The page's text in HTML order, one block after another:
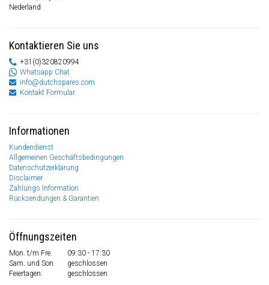
Nederland
Kontaktieren Sie uns
+31(0)320820994
Whatsapp Chat
info@dutchspares.com
Kontakt Formular
Informationen
Kundendienst
Allgemeinen Geschäftsbedingungen
Datenschutzerklärung
Disclaimer
Zahlungs Information
Rücksendungen & Garantien
Öffnungszeiten
Mon. t/m Fre.
09:30 - 17:30
Sam. und Son.
geschlossen
Feiertagen:
geschlossen